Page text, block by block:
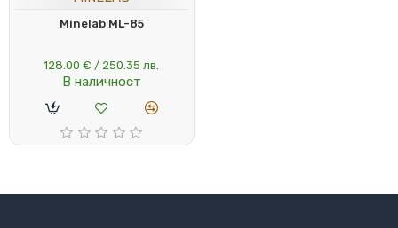
Minelab ML-85
128.00 € / 250.35 лв.
В наличност